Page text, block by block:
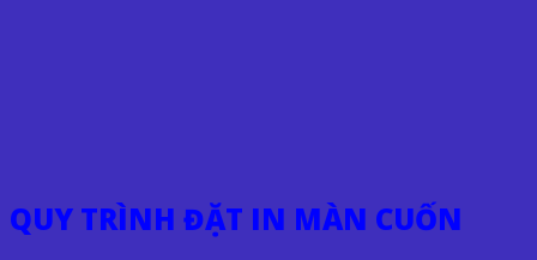
QUY TRÌNH ĐẶT IN MÀN CUỐN